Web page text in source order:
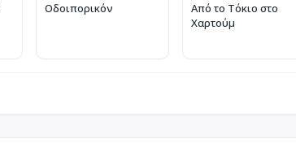
Οδοιπορικόν
Από το Τόκιο στο
Χαρτούμ